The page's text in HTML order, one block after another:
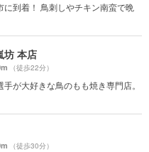
到着！ 鳥刺しやチキン南蛮で晩
坊 本店
（徒歩22分）
が大好きな鳥のもも焼き専門店。
（徒歩30分）